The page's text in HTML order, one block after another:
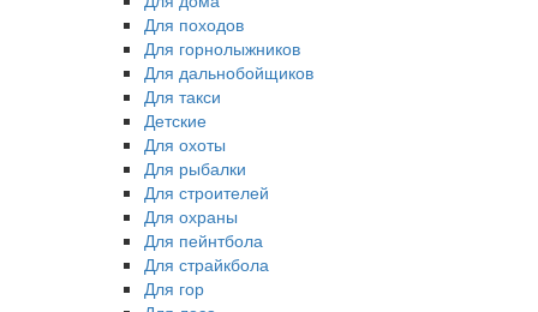
Для походов
Для горнолыжников
Для дальнобойщиков
Для такси
Детские
Для охоты
Для рыбалки
Для строителей
Для охраны
Для пейнтбола
Для страйкбола
Для гор